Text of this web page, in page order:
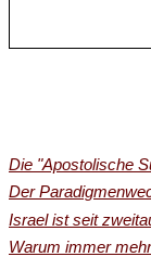
Die "Apostolische
Der
Israel ist seit
Warum immer